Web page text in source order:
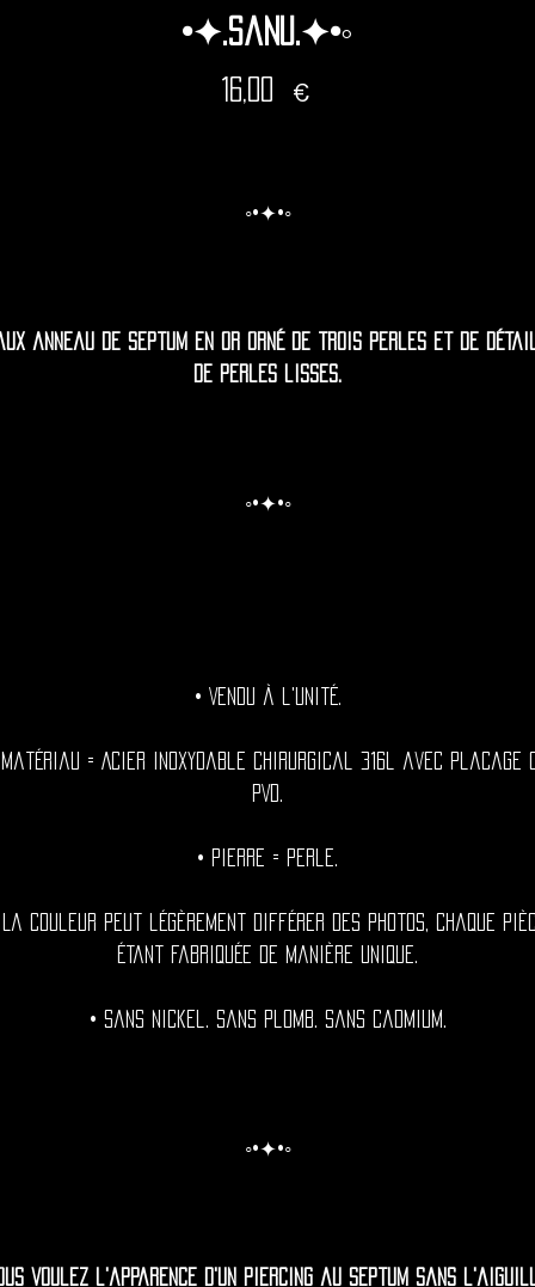
•✦.Sanu.✦•◦
16,00 €Prix
◦•✦•◦
anneau de septum en or orné de trois perles et de
de perles lisses.
◦•✦•◦
• Vendu à l'unité.
Matériau = Acier inoxydable chirurgical 316l avec placage
PVD.
• Pierre = Perle.
La couleur peut légèrement différer des photos, chaque
étant fabriquée de manière unique.
• Sans nickel. Sans plomb. Sans cadmium.
◦•✦•◦
voulez l'apparence d'un piercing au septum sans